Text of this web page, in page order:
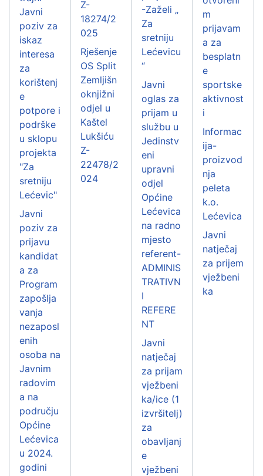
Javni
poziv za
iskaz
interesa
za
korištenj
e
potpore i
podrške
u sklopu
projekta
"Za
sretniju
Lećevic"
Javni
poziv za
prijavu
kandidat
a za
Program
zapošlja
vanja
nezaposl
enih
osoba na
Javnim
radovim
a na
području
Općine
Lećevica
u 2024.
godini
Z-
18274/2
025
Rješenje
OS Split
Zemljišn
oknjižni
odjel u
Kaštel
Lukšiću
Z-
22478/2
024
-Zaželi „
Za
sretniju
Lećevicu
“
Javni
oglas za
prijam u
službu u
Jedinstv
eni
upravni
odjel
Općine
Lećevica
na radno
mjesto
referent-
ADMINIS
TRATIVN
I
REFERE
NT
Javni
natječaj
za prijam
vježbeni
ka/ice (1
izvršitelj)
za
obavljanj
e
vježbeni
m
prijavam
a za
besplatn
e
sportske
aktivnost
i
Informac
ija-
proizvod
nja
peleta
k.o.
Lećevica
Javni
natječaj
za prijem
vježbeni
ka